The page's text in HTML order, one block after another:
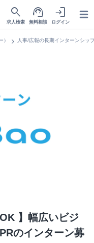
search
求人検索
support_agent
無料相談
login
ログイン
） chevron_right 人事/広報の長期インターンシッ
】幅広いビジ
のインターン募